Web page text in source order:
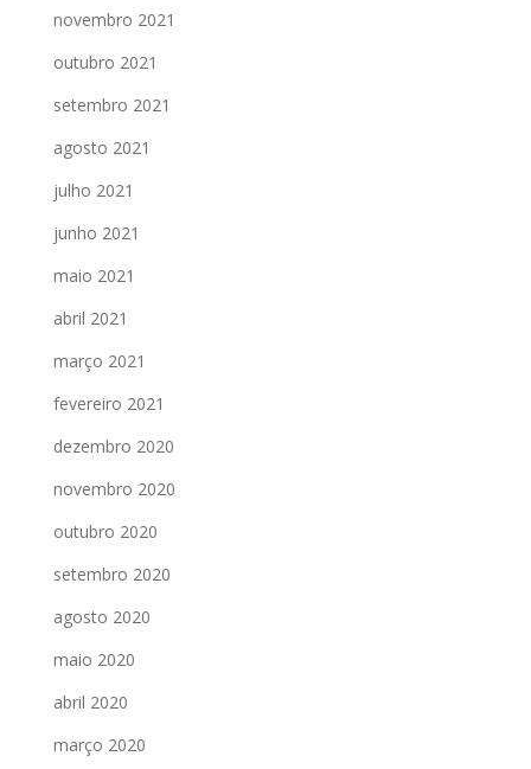
novembro 2021
outubro 2021
setembro 2021
agosto 2021
julho 2021
junho 2021
maio 2021
abril 2021
março 2021
fevereiro 2021
dezembro 2020
novembro 2020
outubro 2020
setembro 2020
agosto 2020
maio 2020
abril 2020
março 2020